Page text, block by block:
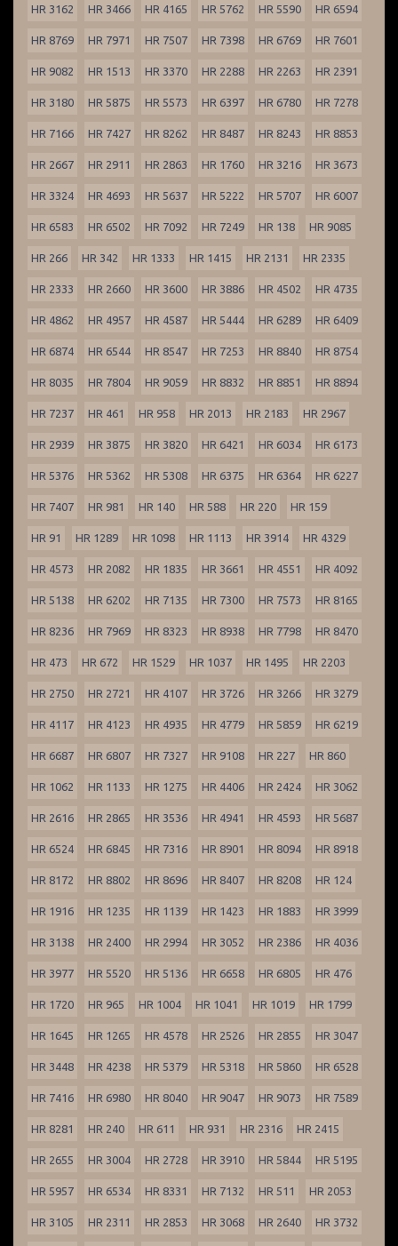
HR 3162 HR 3466 HR 4165 HR 5762 HR 5590 HR 6594
HR 8769 HR 7971 HR 7507 HR 7398 HR 6769 HR 7601
HR 9082 HR 1513 HR 3370 HR 2288 HR 2263 HR 2391
HR 3180 HR 5875 HR 5573 HR 6397 HR 6780 HR 7278
HR 7166 HR 7427 HR 8262 HR 8487 HR 8243 HR 8853
HR 2667 HR 2911 HR 2863 HR 1760 HR 3216 HR 3673
HR 3324 HR 4693 HR 5637 HR 5222 HR 5707 HR 6007
HR 6583 HR 6502 HR 7092 HR 7249 HR 138 HR 9085
HR 266 HR 342 HR 1333 HR 1415 HR 2131 HR 2335
HR 2333 HR 2660 HR 3600 HR 3886 HR 4502 HR 4735
HR 4862 HR 4957 HR 4587 HR 5444 HR 6289 HR 6409
HR 6874 HR 6544 HR 8547 HR 7253 HR 8840 HR 8754
HR 8035 HR 7804 HR 9059 HR 8832 HR 8851 HR 8894
HR 7237 HR 461 HR 958 HR 2013 HR 2183 HR 2967
HR 2939 HR 3875 HR 3820 HR 6421 HR 6034 HR 6173
HR 5376 HR 5362 HR 5308 HR 6375 HR 6364 HR 6227
HR 7407 HR 981 HR 140 HR 588 HR 220 HR 159
HR 91 HR 1289 HR 1098 HR 1113 HR 3914 HR 4329
HR 4573 HR 2082 HR 1835 HR 3661 HR 4551 HR 4092
HR 5138 HR 6202 HR 7135 HR 7300 HR 7573 HR 8165
HR 8236 HR 7969 HR 8323 HR 8938 HR 7798 HR 8470
HR 473 HR 672 HR 1529 HR 1037 HR 1495 HR 2203
HR 2750 HR 2721 HR 4107 HR 3726 HR 3266 HR 3279
HR 4117 HR 4123 HR 4935 HR 4779 HR 5859 HR 6219
HR 6687 HR 6807 HR 7327 HR 9108 HR 227 HR 860
HR 1062 HR 1133 HR 1275 HR 4406 HR 2424 HR 3062
HR 2616 HR 2865 HR 3536 HR 4941 HR 4593 HR 5687
HR 6524 HR 6845 HR 7316 HR 8901 HR 8094 HR 8918
HR 8172 HR 8802 HR 8696 HR 8407 HR 8208 HR 124
HR 1916 HR 1235 HR 1139 HR 1423 HR 1883 HR 3999
HR 3138 HR 2400 HR 2994 HR 3052 HR 2386 HR 4036
HR 3977 HR 5520 HR 5136 HR 6658 HR 6805 HR 476
HR 1720 HR 965 HR 1004 HR 1041 HR 1019 HR 1799
HR 1645 HR 1265 HR 4578 HR 2526 HR 2855 HR 3047
HR 3448 HR 4238 HR 5379 HR 5318 HR 5860 HR 6528
HR 7416 HR 6980 HR 8040 HR 9047 HR 9073 HR 7589
HR 8281 HR 240 HR 611 HR 931 HR 2316 HR 2415
HR 2655 HR 3004 HR 2728 HR 3910 HR 5844 HR 5195
HR 5957 HR 6534 HR 8331 HR 7132 HR 511 HR 2053
HR 3105 HR 2311 HR 2853 HR 3068 HR 2640 HR 3732